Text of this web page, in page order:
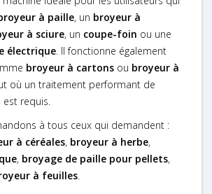
à paille, un broyeur à
à sciure, un coupe-foin ou une
électrique. Il fonctionne également
broyeur à cartons ou broyeur à
où un traitement performant de
est requis.
à tous ceux qui demandent :
à céréales, broyeur à herbe,
, broyage de paille pour pellets,
à feuilles.